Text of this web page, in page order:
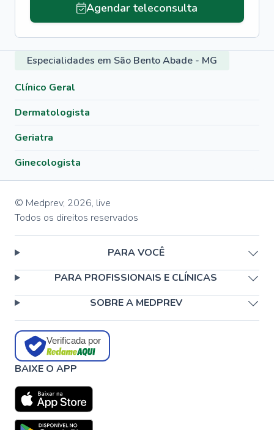
Agendar teleconsulta
Especialidades em São Bento Abade - MG
Clínico Geral
Dermatologista
Geriatra
Ginecologista
© Medprev, 2026, live
Todos os direitos reservados
PARA VOCÊ
PARA PROFISSIONAIS E CLÍNICAS
SOBRE A MEDPREV
Verificada por
BAIXE O APP